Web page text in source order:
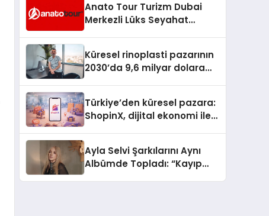
Anato Tour Turizm Dubai
Merkezli Lüks Seyahat
Küresel rinoplasti pazarının
2030’da 9,6 milyar dolara
Türkiye’den küresel pazara:
ShopinX, dijital ekonomi ile
Ayla Selvi Şarkılarını Aynı
Albümde Topladı: “Kayıp